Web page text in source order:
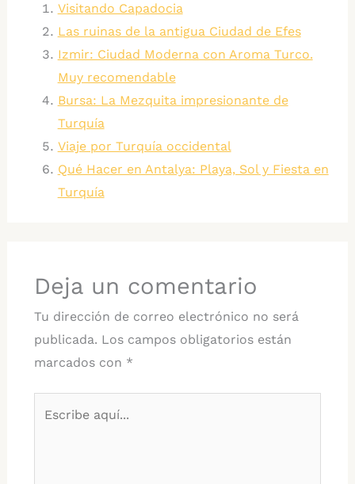
Visitando Capadocia
Las ruinas de la antigua Ciudad de Efes
Izmir: Ciudad Moderna con Aroma Turco.
Muy recomendable
Bursa: La Mezquita impresionante de
Turquía
Viaje por Turquía occidental
Qué Hacer en Antalya: Playa, Sol y Fiesta en
Turquía
Deja un comentario
Tu dirección de correo electrónico no será
publicada. Los campos obligatorios están
marcados con *